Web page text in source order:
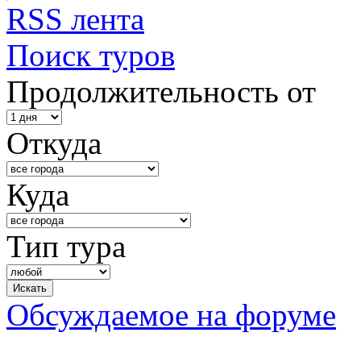
RSS лента
Поиск туров
Продолжительность от
Откуда
Куда
Тип тура
Обсуждаемое на форуме